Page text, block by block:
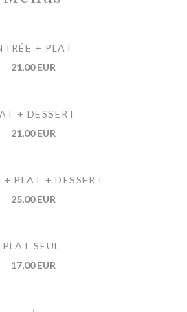
+ PLAT
21,00 EUR
+ DESSERT
21,00 EUR
+ PLAT + DESSERT
25,00 EUR
PLAT SEUL
17,00 EUR